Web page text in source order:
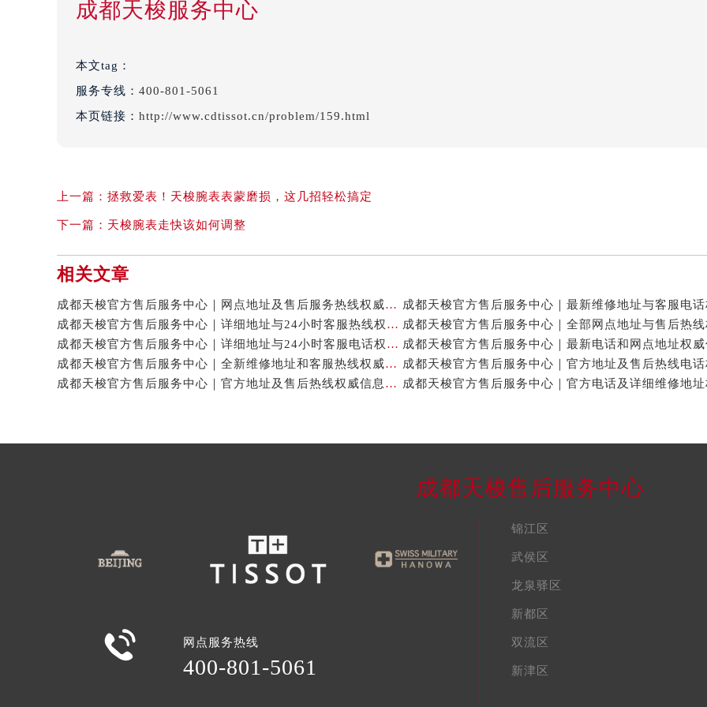
成都天梭服务中心
本文tag：
服务专线： 400-801-5061
本页链接： http://www.cdtissot.cn/problem/159.html
上一篇： 拯救爱表！天梭腕表表蒙磨损，这几招轻松搞定
下一篇： 天梭腕表走快该如何调整
相关文章
成都天梭官方售后服务中心｜网点地址及售后服务热线权威信息公示（2026年7月最新）
成都天梭官方售后服务中心｜详细地址与24小时客服热线权威信息公示（2026年7月最新）
成都天梭官方售后服务中心｜详细地址与24小时客服电话权威信息公示（2026年7月最新）
成都天梭官方售后服务中心｜全新维修地址和客服热线权威信息公示（2026年7月最新）
成都天梭官方售后服务中心｜官方地址及售后热线权威信息公示（2026年7月最新）
成都天梭售后服务中心
 网点服务热线
400-801-5061
锦江区
武侯区
龙泉驿区
新都区
双流区
新津区